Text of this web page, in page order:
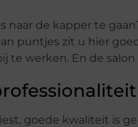
de kapper te
puntjes zit u hier
te werken. En de
goede kwaliteit is